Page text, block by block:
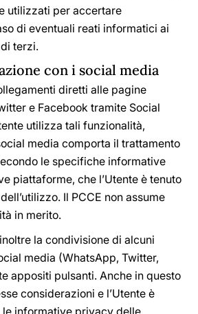
utilizzati per accertare
di eventuali reati informatici ai
terzi.
con i social media
diretti alle pagine
e Facebook tramite Social
utilizza tali funzionalità,
media comporta il trattamento
le specifiche informative
piattaforme, che l’Utente è tenuto
Il PCCE non assume
in merito.
la condivisione di alcuni
media (WhatsApp, Twitter,
appositi pulsanti. Anche in questo
considerazioni e l’Utente è
le informative privacy delle